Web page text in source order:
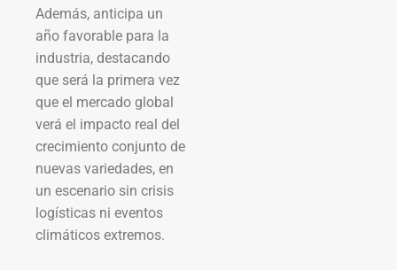
Además, anticipa un
año favorable para la
industria, destacando
que será la primera vez
que el mercado global
verá el impacto real del
crecimiento conjunto de
nuevas variedades, en
un escenario sin crisis
logísticas ni eventos
climáticos extremos.